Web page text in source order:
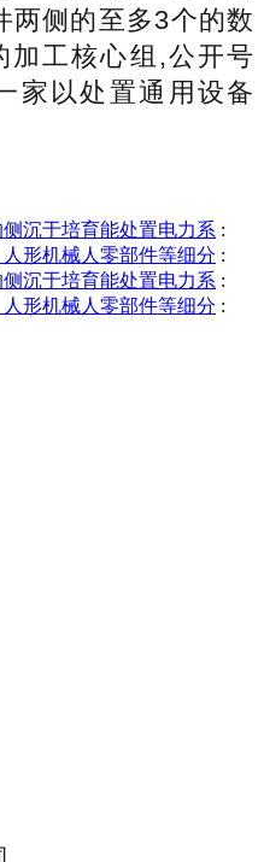
两侧的至多3个的数
加工核心组,公开号
家以处置通用设备
沉于培育能处置电力系 :
形机械人零部件等细分 :
沉于培育能处置电力系 :
形机械人零部件等细分 :